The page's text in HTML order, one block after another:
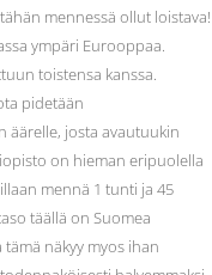
mennessä ollut loistava!
ympäri Eurooppaa.
toistensa kanssa.
pidetään
äärelle, josta avautuukin
on hieman eripuolella
mennä 1 tunti ja 45
täällä on Suomea
näkyy myos ihan